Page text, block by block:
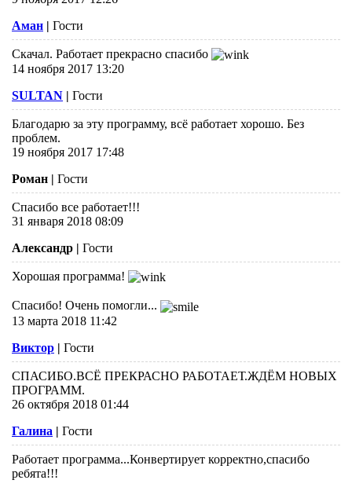
Аман | Гости
Скачал. Работает прекрасно спасибо
14 ноября 2017 13:20
SULTAN | Гости
Благодарю за эту программу, всё работает хорошо. Без
проблем.
19 ноября 2017 17:48
Роман | Гости
Спасибо все работает!!!
31 января 2018 08:09
Александр | Гости
Хорошая программа!
Спасибо! Очень помогли...
13 марта 2018 11:42
Виктор | Гости
СПАСИБО.ВСЁ ПРЕКРАСНО РАБОТАЕТ.ЖДЁМ НОВЫХ
ПРОГРАММ.
26 октября 2018 01:44
Галина | Гости
Работает программа...Конвертирует корректно,спасибо
ребята!!!